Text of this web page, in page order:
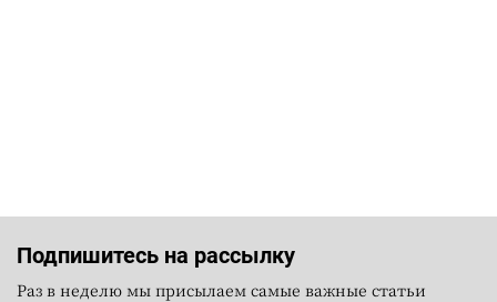
Подпишитесь на рассылку
Раз в неделю мы присылаем самые важные статьи